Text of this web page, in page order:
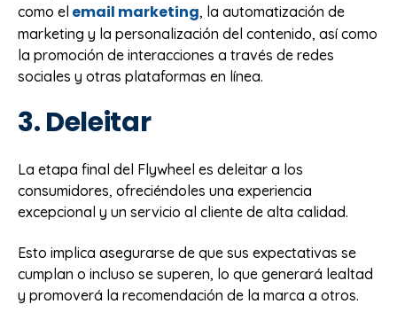
como el email marketing, la automatización de
marketing y la personalización del contenido, así como
la promoción de interacciones a través de redes
sociales y otras plataformas en línea.
3. Deleitar
La etapa final del Flywheel es deleitar a los
consumidores, ofreciéndoles una experiencia
excepcional y un servicio al cliente de alta calidad.
Esto implica asegurarse de que sus expectativas se
cumplan o incluso se superen, lo que generará lealtad
y promoverá la recomendación de la marca a otros.